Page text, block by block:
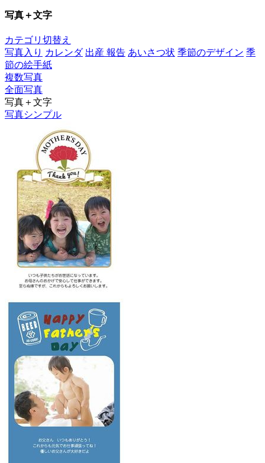
写真＋文字
カテゴリ切替え
写真入り カレンダ 出産 報告 あいさつ状 季節のデザイン 季
節の絵手紙
複数写真
全面写真
写真＋文字
写真シンプル